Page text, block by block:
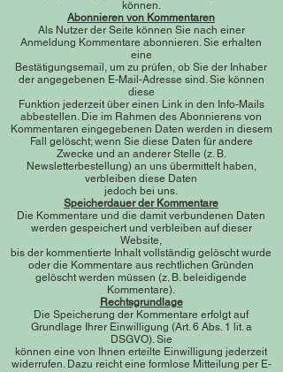
können.
Abonnieren von Kommentaren
Als Nutzer der Seite können Sie nach einer
Anmeldung Kommentare abonnieren. Sie erhalten
eine
Bestätigungsemail, um zu prüfen, ob Sie der Inhaber
der angegebenen E-Mail-Adresse sind. Sie können
diese
Funktion jederzeit über einen Link in den Info-Mails
abbestellen. Die im Rahmen des Abonnierens von
Kommentaren eingegebenen Daten werden in diesem
Fall gelöscht; wenn Sie diese Daten für andere
Zwecke und an anderer Stelle (z. B.
Newsletterbestellung) an uns übermittelt haben,
verbleiben diese Daten
jedoch bei uns.
Speicherdauer der Kommentare
Die Kommentare und die damit verbundenen Daten
werden gespeichert und verbleiben auf dieser
Website,
bis der kommentierte Inhalt vollständig gelöscht wurde
oder die Kommentare aus rechtlichen Gründen
gelöscht werden müssen (z. B. beleidigende
Kommentare).
Rechtsgrundlage
Die Speicherung der Kommentare erfolgt auf
Grundlage Ihrer Einwilligung (Art. 6 Abs. 1 lit. a
DSGVO). Sie
können eine von Ihnen erteilte Einwilligung jederzeit
widerrufen. Dazu reicht eine formlose Mitteilung per E-